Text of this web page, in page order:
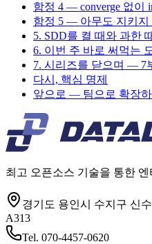
함정 4 — converge 없이
함정 5 — 아무도 지키지
5. SDD를 켤 때와 과한
6. 이번 주 바로 써먹는
7. 시리즈를 닫으며 — 7
다시, 핵심 명제
앞으로 — 팀으로 확장
최고 오픈소스 기술을 통한
경기도 용인시 수지구 신
A313
Tel. 070-4457-0620